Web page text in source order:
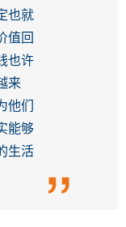
也就
值回
也许
来
他们
能够
生活